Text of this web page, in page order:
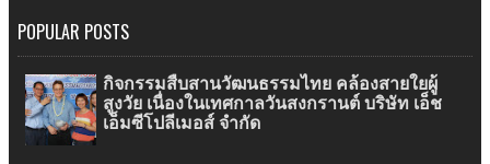
POPULAR POSTS
กิจกรรมสืบสานวัฒนธรรมไทย คล้องสายใยผู้
สูงวัย เนื่องในเทศกาลวันสงกรานต์ บริษัท เอ็ช
เอ็มซีโปลีเมอส์ จำกัด